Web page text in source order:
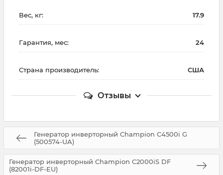
Вес, кг: 17.9
Гарантия, мес: 24
Страна производитель: США
Отзывы
Генератор инверторный Champion C4500i G
(500574-UA)
Генератор инверторный Champion C2000iS DF
(82001i-DF-EU)